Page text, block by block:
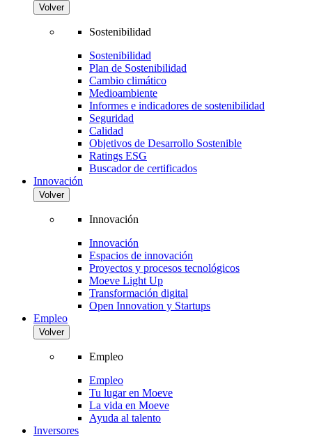
Volver
Sostenibilidad
Sostenibilidad
Plan de Sostenibilidad
Cambio climático
Medioambiente
Informes e indicadores de sostenibilidad
Seguridad
Calidad
Objetivos de Desarrollo Sostenible
Ratings ESG
Buscador de certificados
Innovación
Volver
Innovación
Innovación
Espacios de innovación
Proyectos y procesos tecnológicos
Moeve Light Up
Transformación digital
Open Innovation y Startups
Empleo
Volver
Empleo
Empleo
Tu lugar en Moeve
La vida en Moeve
Ayuda al talento
Inversores